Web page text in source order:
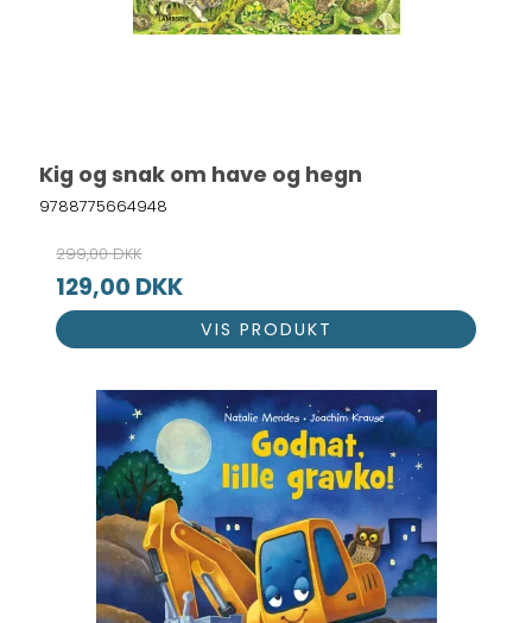
Kig og snak om have og hegn
9788775664948
299,00 DKK
129,00 DKK
VIS PRODUKT